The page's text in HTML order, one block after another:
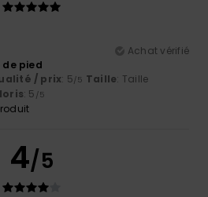
Achat vérifié
de pied
/ prix: 5/5 Taille: Taille
: 5 /5
4/5